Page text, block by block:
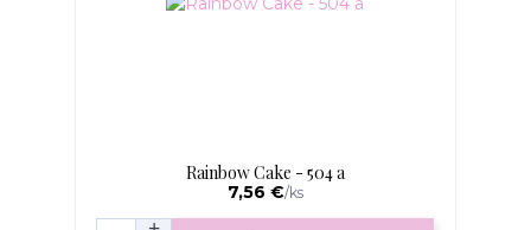
Rainbow Cake - 504 a
7,56 €/ks